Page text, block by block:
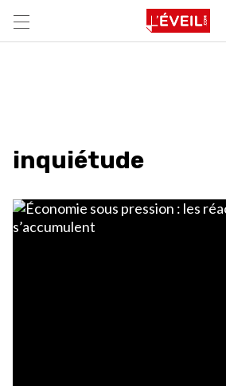
inquiétude